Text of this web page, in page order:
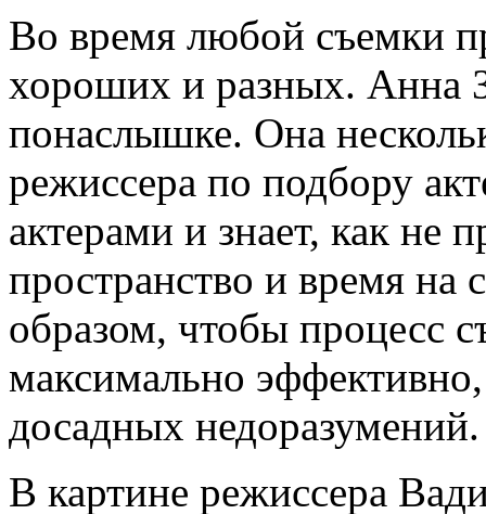
Во время любой съемки
хороших и разных. Анна
понаслышке. Она
режиссера по подбору
актерами и знает, как не
пространство и время
образом, чтобы процесс
максимально
досадных недоразумений.
В картине режиссера